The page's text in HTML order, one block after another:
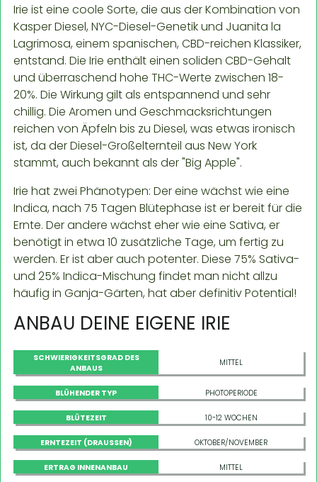
Irie ist eine coole Sorte, die aus der Kombination von
Kasper Diesel, NYC-Diesel-Genetik und Juanita la
Lagrimosa, einem spanischen, CBD-reichen Klassiker,
entstand. Die Irie enthält einen soliden CBD-Gehalt
und überraschend hohe THC-Werte zwischen 18-
20%. Die Wirkung gilt als entspannend und sehr
chillig. Die Aromen und Geschmacksrichtungen
reichen von Äpfeln bis zu Diesel, was etwas ironisch
ist, da der Diesel-Großelternteil aus New York
stammt, auch bekannt als der "Big Apple".
Irie hat zwei Phänotypen: Der eine wächst wie eine
Indica, nach 75 Tagen Blütephase ist er bereit für die
Ernte. Der andere wächst eher wie eine Sativa, er
benötigt in etwa 10 zusätzliche Tage, um fertig zu
werden. Er ist aber auch potenter. Diese 75% Sativa-
und 25% Indica-Mischung findet man nicht allzu
häufig in Ganja-Gärten, hat aber definitiv Potential!
ANBAU DEINE EIGENE IRIE
SCHWIERIGKEITSGRAD DES
ANBAUS
MITTEL
BLÜHENDER TYP PHOTOPERIODE
BLÜTEZEIT 10-12 WOCHEN
ERNTEZEIT (DRAUSSEN) OKTOBER/NOVEMBER
ERTRAG INNENANBAU MITTEL